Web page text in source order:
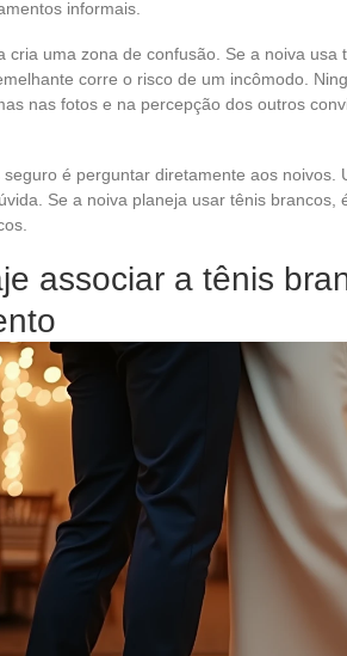
informais.
cria uma zona de confusão. Se a noiva
corre o risco de um incômodo.
nas fotos e na percepção dos outros
é perguntar diretamente aos noivos.
Se a noiva planeja usar tênis brancos,
associar a tênis